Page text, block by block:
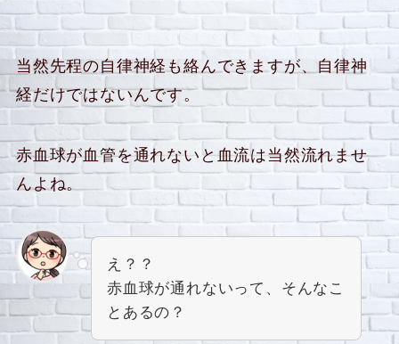
当然先程の自律神経も絡んできますが、自律神
経だけではないんです。
赤血球が血管を通れないと血流は当然流れませ
んよね。
え？？
赤血球が通れないって、そんなこ
とあるの？